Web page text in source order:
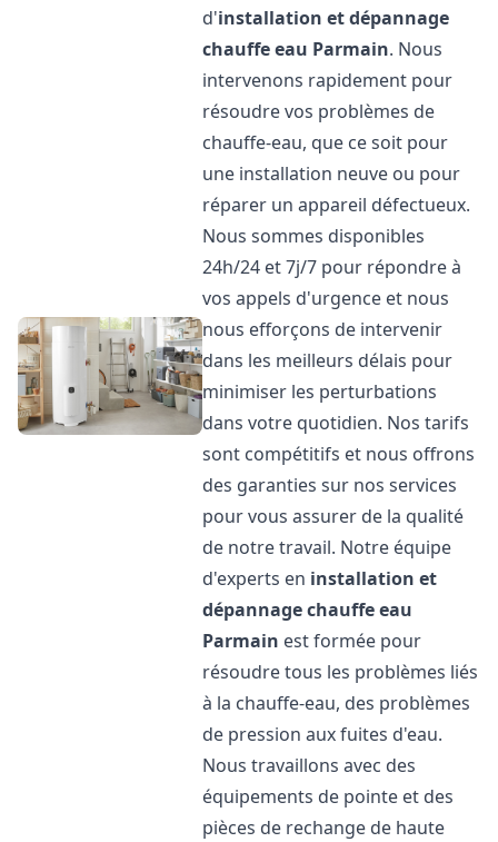
d'installation et dépannage
chauffe eau Parmain. Nous
intervenons rapidement pour
résoudre vos problèmes de
chauffe-eau, que ce soit pour
une installation neuve ou pour
réparer un appareil défectueux.
Nous sommes disponibles
24h/24 et 7j/7 pour répondre à
vos appels d'urgence et nous
nous efforçons de intervenir
dans les meilleurs délais pour
minimiser les perturbations
dans votre quotidien. Nos tarifs
sont compétitifs et nous offrons
des garanties sur nos services
pour vous assurer de la qualité
de notre travail. Notre équipe
d'experts en installation et
dépannage chauffe eau
Parmain est formée pour
résoudre tous les problèmes liés
à la chauffe-eau, des problèmes
de pression aux fuites d'eau.
Nous travaillons avec des
équipements de pointe et des
pièces de rechange de haute